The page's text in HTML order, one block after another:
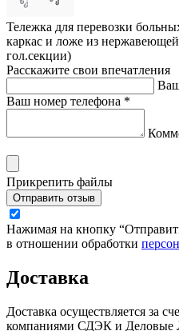
Тележка для перевозки
каркас и ложе из
гол.секции)
Расскажите свои впечатления
Ваш номер телефона *
Прикрепить файлы
Отправить отзыв
Нажимая на кнопку
в отношении обработки
Доставка
Доставка осуществляется за
компаниями СДЭК и Деловые